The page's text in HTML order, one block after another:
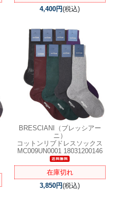
4,400円(税込)
BRESCIANI（ブレッシアー
ニ）
コットンリブドレスソックス
MC009UN0001 18031200146
在庫切れ
3,850円(税込)